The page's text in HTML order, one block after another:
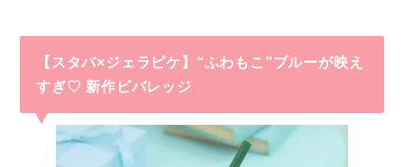
【スタバ×ジェラピケ】“ふわもこ”ブルーが映え
すぎ♡ 新作ビバレッジ